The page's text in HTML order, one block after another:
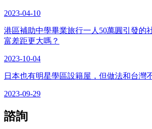
2023-04-10
港區補助中學畢業旅行一人50萬圓引發的
富差距更大嗎？
2023-10-04
日本也有明星學區設籍屋，但做法和台灣
2023-09-29
諮詢